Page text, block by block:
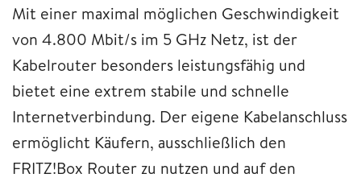
Mit einer maximal möglichen Geschwindigkeit
von 4.800 Mbit/s im 5 GHz Netz, ist der
Kabelrouter besonders leistungsfähig und
bietet eine extrem stabile und schnelle
Internetverbindung. Der eigene Kabelanschluss
ermöglicht Käufern, ausschließlich den
FRITZ!Box Router zu nutzen und auf den